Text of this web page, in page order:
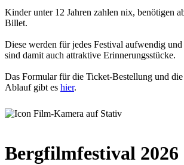
Kinder unter 12 Jahren zahlen nix, benötigen
Billet.
Diese werden für jedes Festival aufwendig
sind damit auch attraktive Erinnerungsstücke.
Das Formular für die Ticket-Bestellung und
Ablauf gibt es hier.
Bergfilmfestival 2026